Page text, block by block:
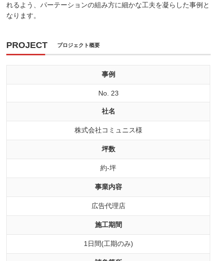
れるよう、パーテーションの組み方に細かな工夫を凝らした事例と
なります。
PROJECT プロジェクト概要
事例
No. 23
社名
株式会社コミュニス様
坪数
約-坪
事業内容
広告代理店
施工期間
1日間(工期のみ)